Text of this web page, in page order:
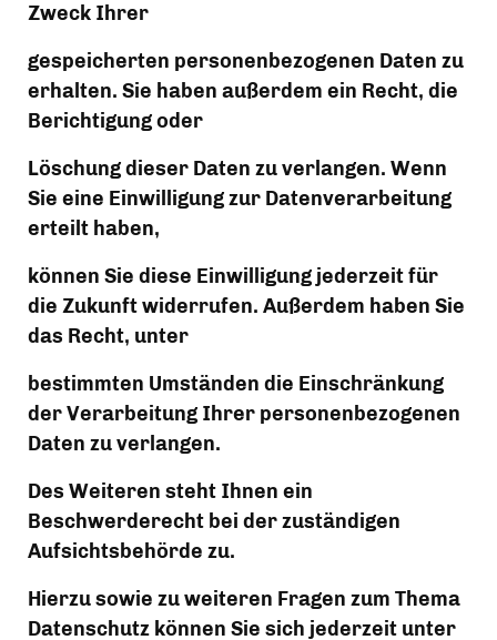
Zweck Ihrer
gespeicherten personenbezogenen Daten zu
erhalten. Sie haben außerdem ein Recht, die
Berichtigung oder
Löschung dieser Daten zu verlangen. Wenn
Sie eine Einwilligung zur Datenverarbeitung
erteilt haben,
können Sie diese Einwilligung jederzeit für
die Zukunft widerrufen. Außerdem haben Sie
das Recht, unter
bestimmten Umständen die Einschränkung
der Verarbeitung Ihrer personenbezogenen
Daten zu verlangen.
Des Weiteren steht Ihnen ein
Beschwerderecht bei der zuständigen
Aufsichtsbehörde zu.
Hierzu sowie zu weiteren Fragen zum Thema
Datenschutz können Sie sich jederzeit unter